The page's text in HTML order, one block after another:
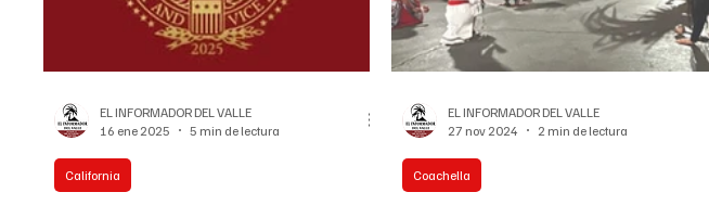
California
EL INFORMADOR DEL VALLE
16 ene 2025
5 min de lectura
Coachella
EL INFORMADOR DEL VALLE
27 nov 2024
2 min de lectura